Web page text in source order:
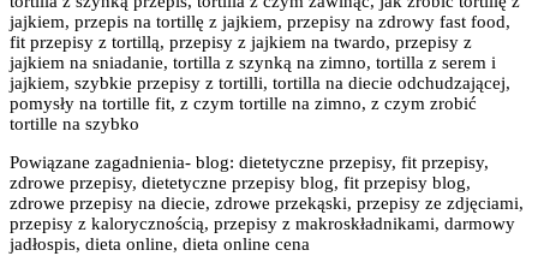
jajkiem, przepis na tortillę z jajkiem, przepisy na zdrowy fast food,
fit przepisy z tortillą, przepisy z jajkiem na twardo, przepisy z
jajkiem na sniadanie, tortilla z szynką na zimno, tortilla z serem i
jajkiem, szybkie przepisy z tortilli, tortilla na diecie odchudzającej,
pomysły na tortille fit, z czym tortille na zimno, z czym zrobić
tortille na szybko
Powiązane zagadnienia- blog: dietetyczne przepisy, fit przepisy,
zdrowe przepisy, dietetyczne przepisy blog, fit przepisy blog,
zdrowe przepisy na diecie, zdrowe przekąski, przepisy ze zdjęciami,
przepisy z kalorycznością, przepisy z makroskładnikami, darmowy
jadłospis, dieta online, dieta online cena